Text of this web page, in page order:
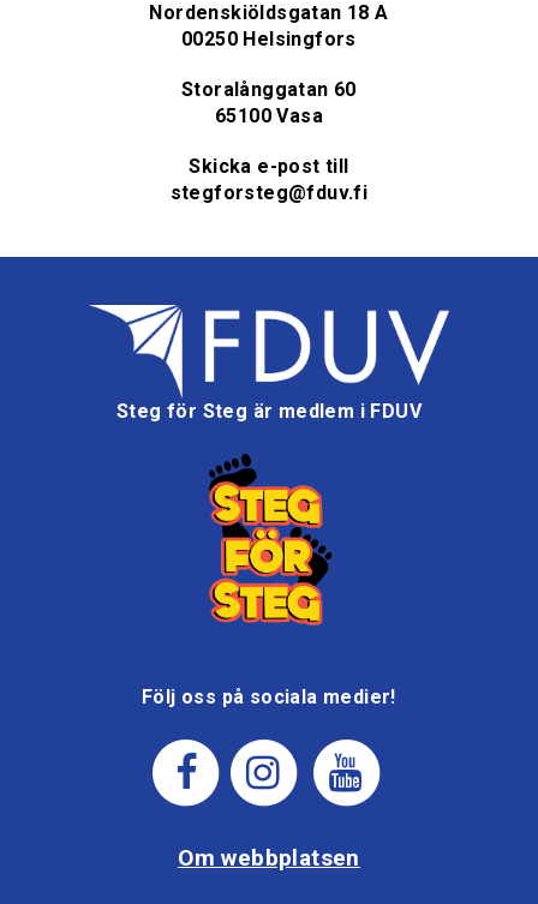
Nordenskiöldsgatan 18 A
00250 Helsingfors
Storalånggatan 60
65100 Vasa
Skicka e-post till
stegforsteg@fduv.fi
Steg för Steg är medlem i FDUV
Följ oss på sociala medier!
Om webbplatsen